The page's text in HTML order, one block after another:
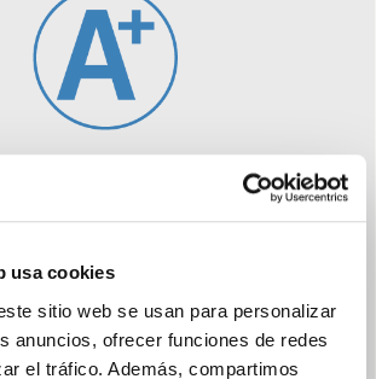
usa cookies
sitio web se usan para personalizar
anuncios, ofrecer funciones de redes
el tráfico. Además, compartimos
FOTOVOLTAICO
con instalación fotovoltaica que
la acumulación de la energía producida
para reducir los costes de producción del
y maximizar el ahorro de energía.